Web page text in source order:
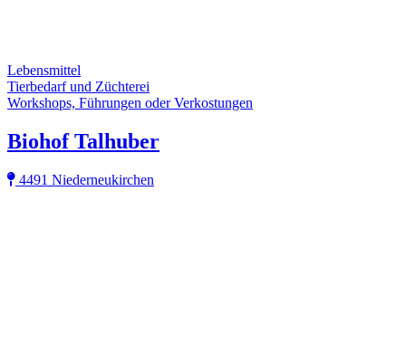
Lebensmittel
Tierbedarf und Züchterei
Workshops, Führungen oder Verkostungen
Biohof Talhuber
4491 Niederneukirchen